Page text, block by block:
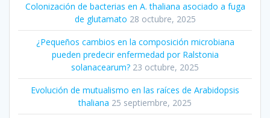
Colonización de bacterias en A. thaliana asociado a fuga
de glutamato 28 octubre, 2025
¿Pequeños cambios en la composición microbiana
pueden predecir enfermedad por Ralstonia
solanacearum? 23 octubre, 2025
Evolución de mutualismo en las raíces de Arabidopsis
thaliana 25 septiembre, 2025